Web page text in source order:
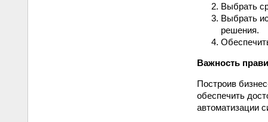
Выбрать
Выбрать
решения.
Важность
Построив
обеспечить
автоматизации